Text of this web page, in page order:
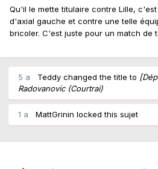
c’est aussi que je n’ai
sur lui. Ce sont les
autre challenge. Qu’il
mois ou 8 mois, il est un
et donc sélectionnable.
défense, le RC Lens
Qu'il le mette titulaire contre Lille,
d'axial gauche et contre une telle
bricoler. C'est juste pour un match de
5 a Teddy changed the title to
Radovanovic (Courtrai)
1 a MattGrinin locked this sujet